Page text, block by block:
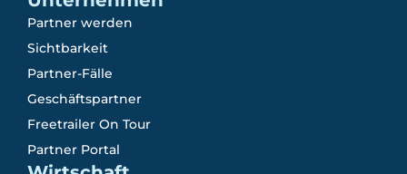
Partner werden
Sichtbarkeit
Partner-Fälle
Geschäftspartner
Freetrailer On Tour
Partner Portal